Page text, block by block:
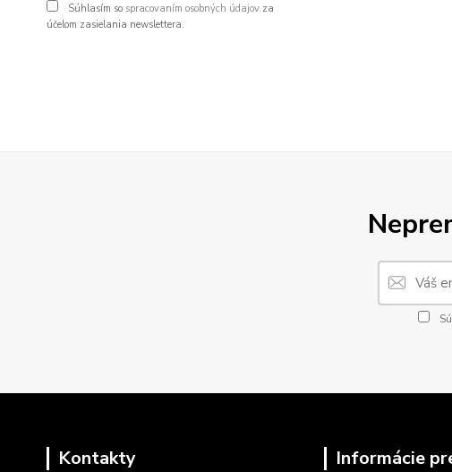
Súhlasím so spracovaním osobných údajov za
účelom zasielania newslettera.
Kontakty Informácie